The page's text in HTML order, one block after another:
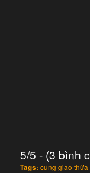
5/5 - (3 bình
Tags: cúng giao thừa